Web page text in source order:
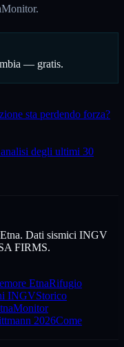
— gratis.
sta perdendo forza?
degli ultimi 30
Dati sismici INGV
FIRMS.
EtnaRifugio
INGVStorico
2026Come